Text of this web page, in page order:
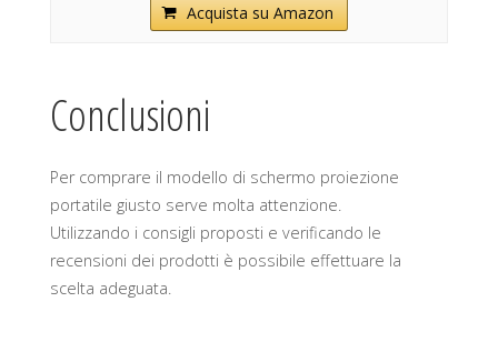
Acquista su Amazon
Conclusioni
Per comprare il modello di schermo proiezione
portatile giusto serve molta attenzione.
Utilizzando i consigli proposti e verificando le
recensioni dei prodotti è possibile effettuare la
scelta adeguata.